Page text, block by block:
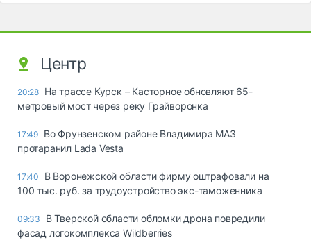
Центр
20:28 На трассе Курск – Касторное обновляют 65-
метровый мост через реку Грайворонка
17:49 Во Фрунзенском районе Владимира МАЗ
протаранил Lada Vesta
17:40
В Воронежской области фирму оштрафовали на
100 тыс. руб. за трудоустройство экс-таможенника
09:33
В Тверской области обломки дрона повредили
фасад логокомплекса Wildberries